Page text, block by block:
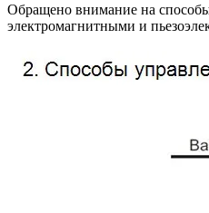
Обращено внимание на
электромагнитными и